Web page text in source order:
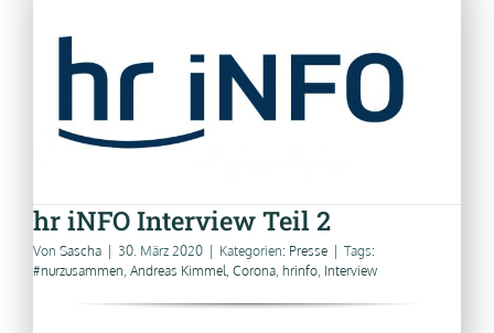
hr iNFO Interview Teil 2
Von Sascha 30. März 2020 Kategorien: Presse
Tags:
#nurzusammen, Andreas Kimmel, Corona, hrinfo, Interview